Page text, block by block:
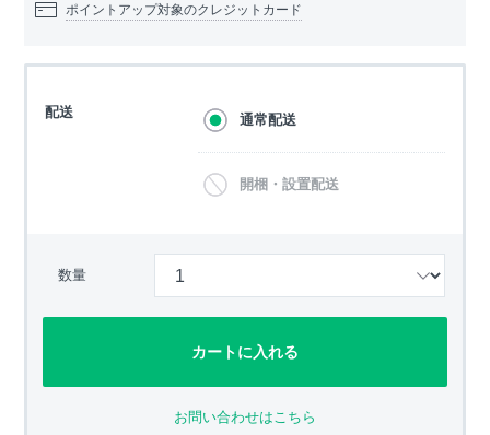
ポイントアップ対象のクレジットカード
配送 通常配送
開梱・設置配送
数量
カートに入れる
お問い合わせはこちら